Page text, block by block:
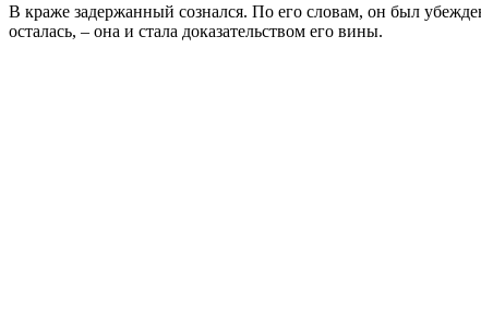
В краже задержанный сознался. По его словам, он был
осталась, – она и стала доказательством его вины.